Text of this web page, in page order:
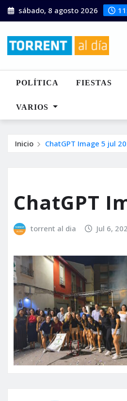
Saltar
al
sábado, 8 agosto 2026
POLÍTICA FIESTAS
VARIOS
Inicio ChatGPT Image 5 jul
ChatGPT
torrent al dia Jul 6,